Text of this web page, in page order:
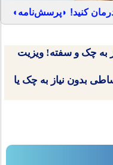
کنید! ◗پرسش‌نامه◖
به چک و سفته! ویزیت
بدون نیاز به چک یا